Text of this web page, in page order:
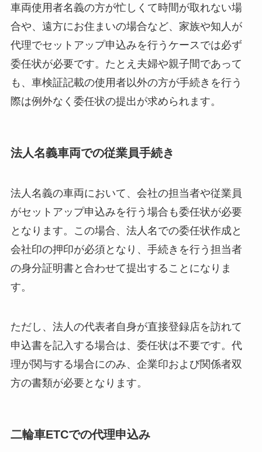
車両使用者名義の方が忙しくて時間が取れない場
合や、遠方にお住まいの場合など、家族や知人が
代理でセットアップ申込みを行うケースでは必ず
委任状が必要です。たとえ夫婦や親子間であって
も、車検証記載の使用者以外の方が手続きを行う
際は例外なく委任状の提出が求められます。
法人名義車両での従業員手続き
法人名義の車両において、会社の担当者や従業員
がセットアップ申込みを行う場合も委任状が必要
となります。この場合、法人名での委任状作成と
会社印の押印が必須となり、手続きを行う担当者
の身分証明書と合わせて提出することになりま
す。
ただし、法人の代表者自身が直接登録店を訪れて
申込書を記入する場合は、委任状は不要です。代
理が関与する場合にのみ、企業印および関係者双
方の書類が必要となります。
二輪車ETCでの代理申込み